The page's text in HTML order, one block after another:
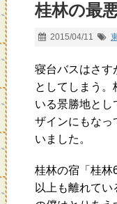
桂林の最
2015/04/11
寝台バスはさす
としてしまう。
いる景勝地とし
ザインにもなっ
いました。
桂林の宿「桂林
以上も離れて